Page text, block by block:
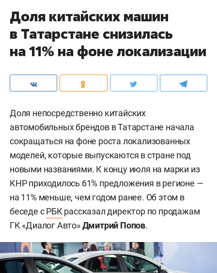
Доля китайских машин
в Татарстане снизилась
на 11% на фоне локализации
Доля непосредственно китайских
автомобильных брендов в Татарстане начала
сокращаться на фоне роста локализованных
моделей, которые выпускаются в стране под
новыми названиями. К концу июля на марки из
КНР приходилось 61% предложения в регионе —
на 11% меньше, чем годом ранее. Об этом в
беседе сРБК рассказал директор по продажам
ГК «Диалог Авто»Дмитрий Попов.